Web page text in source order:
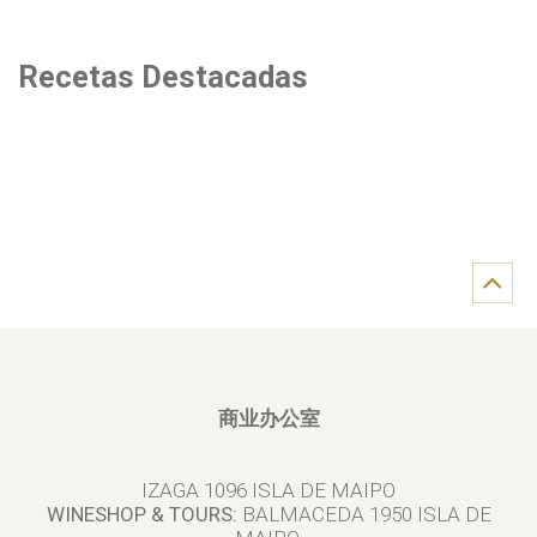
Recetas Destacadas
商业办公室
IZAGA 1096 ISLA DE MAIPO
WINESHOP & TOURS: BALMACEDA 1950 ISLA DE